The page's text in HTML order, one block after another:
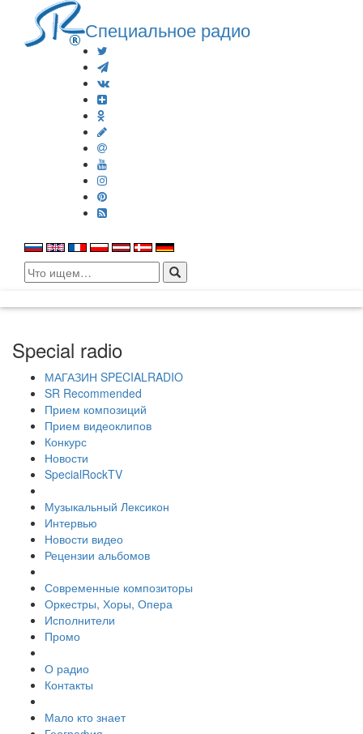
Специальное радио
Search
for:
Special radio
МАГАЗИН SPECIALRADIO
SR Recommended
Прием композиций
Прием видеоклипов
Конкурс
Новости
SpecialRockTV
Музыкальный Лексикон
Интервью
Новости видео
Рецензии альбомов
Современные композиторы
Оркестры, Хоры, Опера
Исполнители
Промо
О радио
Контакты
Мало кто знает